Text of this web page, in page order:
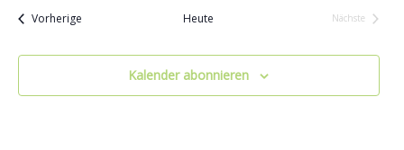
VorherigeVeranstaltungen Heute
Nächste
Kalender abonnieren